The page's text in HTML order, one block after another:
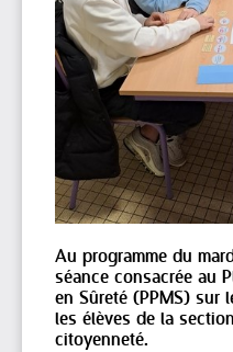
Au programme du
séance consacrée au
en Sûreté (PPMS) sur
les élèves de la
citoyenneté.